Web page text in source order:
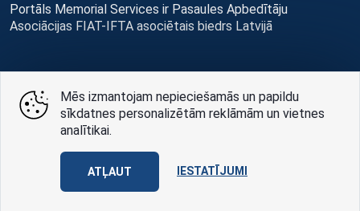
Portāls Memorial Services ir Pasaules Apbedītāju
Asociācijas FIAT-IFTA asociētais biedrs Latvijā
© Memorial Services, 2016 — 2026 pr3-g
Privātuma politikai
AABB TEAM
Mēs izmantojam nepieciešamās un papildu
sīkdatnes personalizētām reklāmām un vietnes
analītikai.
ATĻAUT IESTATĪJUMI